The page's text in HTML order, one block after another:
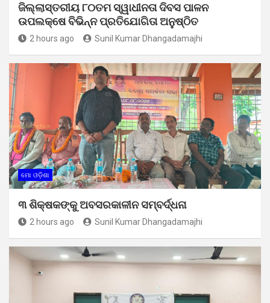
ଜିଲ୍ଲାସ୍ତରୀୟ ୮୦ତମ ସ୍ୱାଧୀନତା ଦିବସ ପାଳନ
ଉପଲକ୍ଷେ ବିଭିନ୍ନ ପ୍ରତିଯୋଗିତା ଅନୁଷ୍ଠିତ
2 hours ago Sunil Kumar Dhangadamajhi
ମୋ ଓଡ଼ିଶା
୩ ଶିକ୍ଷକଙ୍କୁ ଅବସରକାଳୀନ ସମ୍ବର୍ଦ୍ଧନା
2 hours ago Sunil Kumar Dhangadamajhi